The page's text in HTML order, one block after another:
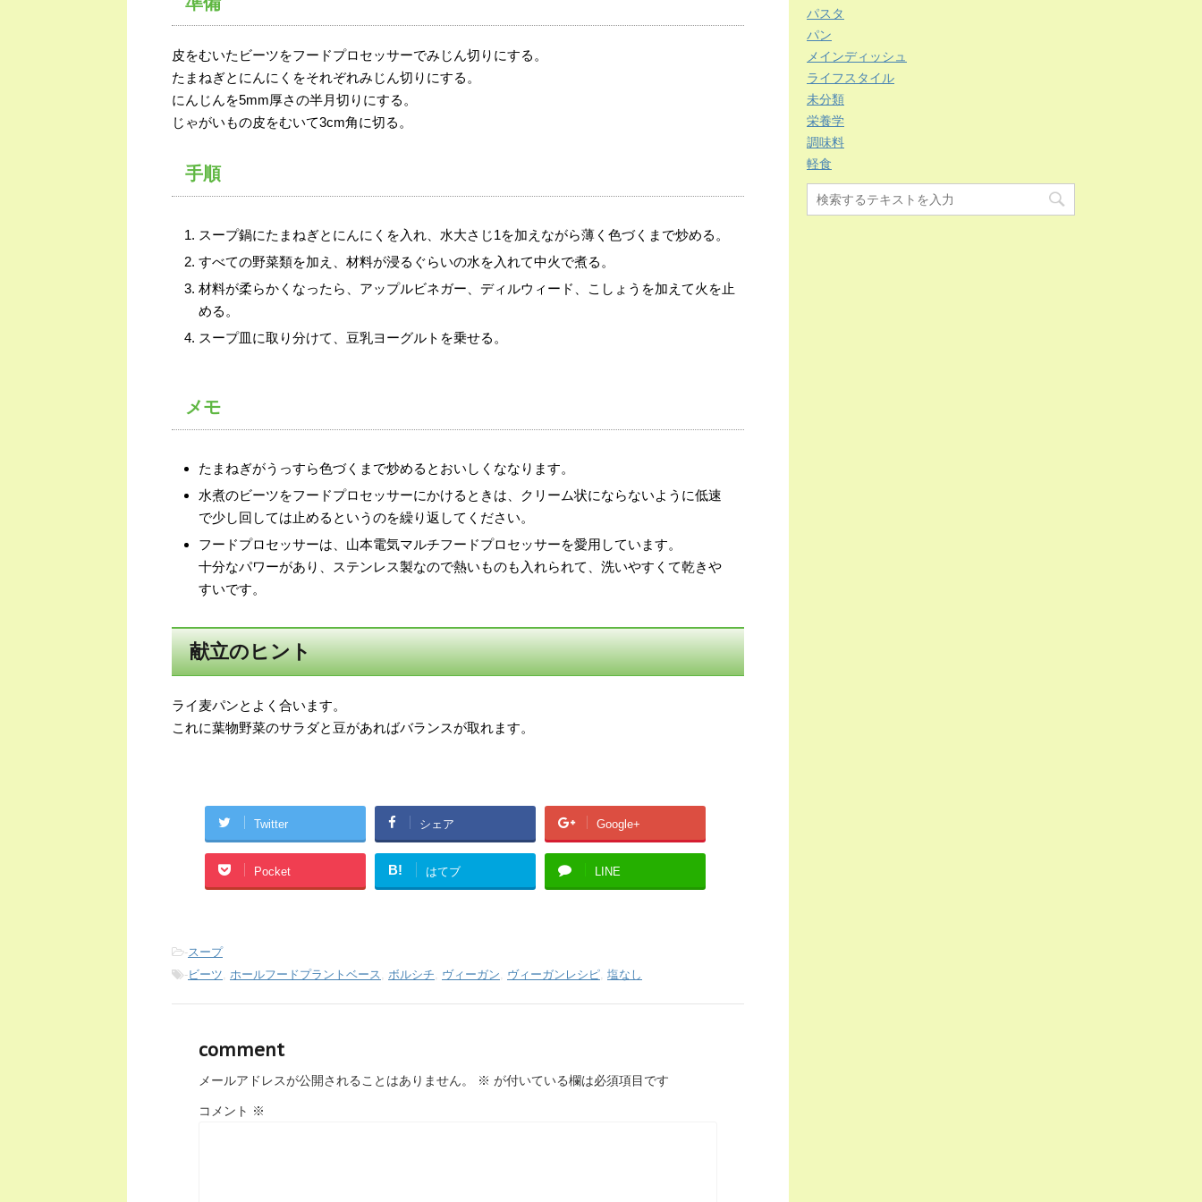
皮をむいたビーツをフードプロセッサーでみじん切りにする。
たまねぎとにんにくをそれぞれみじん切りにする。
にんじんを5mm厚さの半月切りにする。
じゃがいもの皮をむいて3cm角に切る。
手順
スープ鍋にたまねぎとにんにくを入れ、水大さじ1を加えながら薄く色づくまで炒める。
すべての野菜類を加え、材料が浸るぐらいの水を入れて中火で煮る。
材料が柔らかくなったら、アップルビネガー、ディルウィード、こしょうを加えて火を止
める。
スープ皿に取り分けて、豆乳ヨーグルトを乗せる。
メモ
たまねぎがうっすら色づくまで炒めるとおいしくななります。
水煮のビーツをフードプロセッサーにかけるときは、クリーム状にならないように低速
で少し回しては止めるというのを繰り返してください。
フードプロセッサーは、山本電気マルチフードプロセッサーを愛用しています。
十分なパワーがあり、ステンレス製なので熱いものも入れられて、洗いやすくて乾きや
すいです。
献立のヒント
ライ麦パンとよく合います。
これに葉物野菜のサラダと豆があればバランスが取れます。
Twitter シェア Google+
Pocket B! はてブ LINE
-スープ
-ビーツ, ホールフードプラントベース, ボルシチ, ヴィーガン, ヴィーガンレシピ, 塩なし
comment
メールアドレスが公開されることはありません。 ※ が付いている欄は必須項目です
コメント ※
パスタ
パン
メインディッシュ
ライフスタイル
未分類
栄養学
調味料
軽食